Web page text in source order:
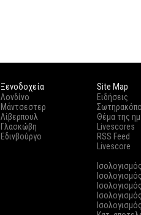
Ξενοδοχεία
Λονδίνο
Μάντσεστερ
Λίβερπουλ
Γλασκώβη
Εδινβούργο
Site Map
Ειδήσεις
Θέμα της
Livescores
RSS Feed
Livescore